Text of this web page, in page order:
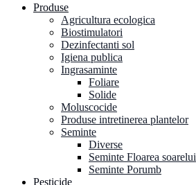
Produse
Agricultura ecologica
Biostimulatori
Dezinfectanti sol
Igiena publica
Ingrasaminte
Foliare
Solide
Moluscocide
Produse intretinerea plantelor
Seminte
Diverse
Seminte Floarea soarelui
Seminte Porumb
Pesticide